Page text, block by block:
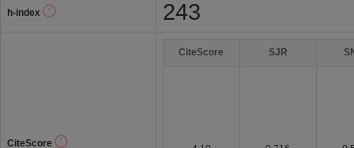
h-index 243
CiteScore
CiteScore SJR